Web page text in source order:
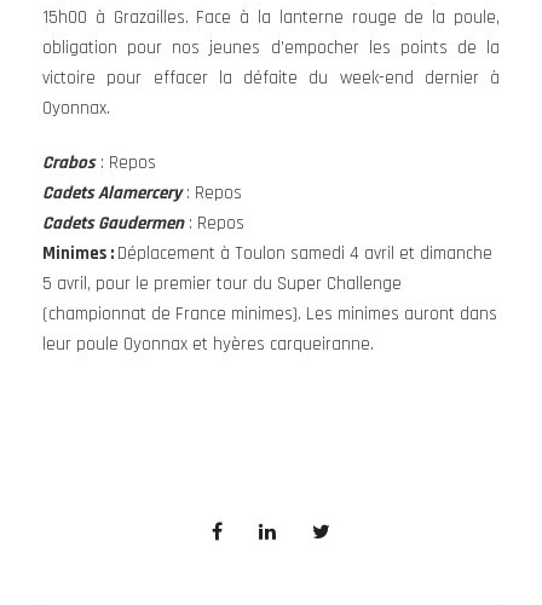
15h00 à Grazailles. Face à la lanterne rouge de la poule,
obligation pour nos jeunes d’empocher les points de la
victoire pour effacer la défaite du week-end dernier à
Oyonnax.
Crabos: Repos
Cadets Alamercery: Repos
Cadets Gaudermen: Repos
Minimes : Déplacement à Toulon samedi 4 avril et dimanche
5 avril, pour le premier tour du Super Challenge
(championnat de France minimes). Les minimes auront dans
leur poule Oyonnax et hyères carqueiranne.